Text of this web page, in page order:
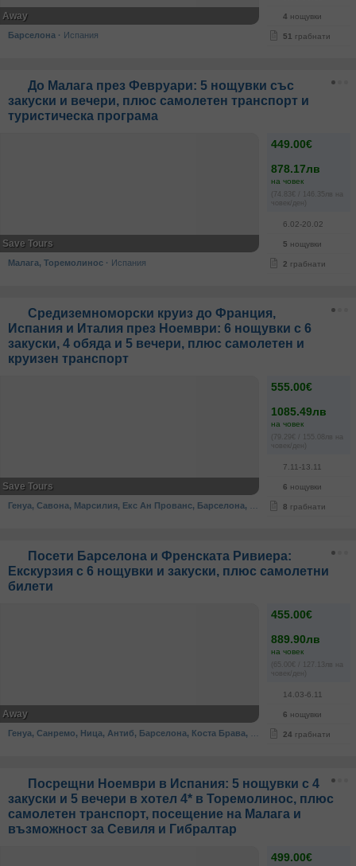
4 нощувки
51 грабнати
Away
Барселона · Испания
До Малага през Февруари: 5 нощувки със
закуски и вечери, плюс самолетен транспорт и
туристическа програма
449.00€
878.17лв
на човек
(74.83€ / 146.35лв на
човек/ден)
6.02-20.02
5 нощувки
2 грабнати
Save Tours
Малага, Торемолинос · Испания
Средиземноморски круиз до Франция,
Испания и Италия през Ноември: 6 нощувки с 6
закуски, 4 обяда и 5 вечери, плюс самолетен и
круизен транспорт
555.00€
1085.49лв
на човек
(79.29€ / 155.08лв на
човек/ден)
7.11-13.11
6 нощувки
8 грабнати
Save Tours
Посети Барселона и Френската Ривиера:
Екскурзия с 6 нощувки и закуски, плюс самолетни
билети
455.00€
889.90лв
на човек
(65.00€ / 127.13лв на
човек/ден)
14.03-6.11
6 нощувки
24 грабнати
Away
·Испания,
Посрещни Ноември в Испания: 5 нощувки с 4
закуски и 5 вечери в хотел 4* в Торемолинос, плюс
самолетен транспорт, посещение на Малага и
възможност за Севиля и Гибралтар
499.00€